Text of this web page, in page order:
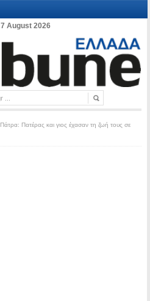
August 2026
Πατέρας και γιος έχασαν τη ζωή τους σε